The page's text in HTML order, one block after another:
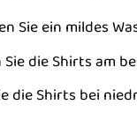
Sie ein mildes
die Shirts am
die Shirts bei